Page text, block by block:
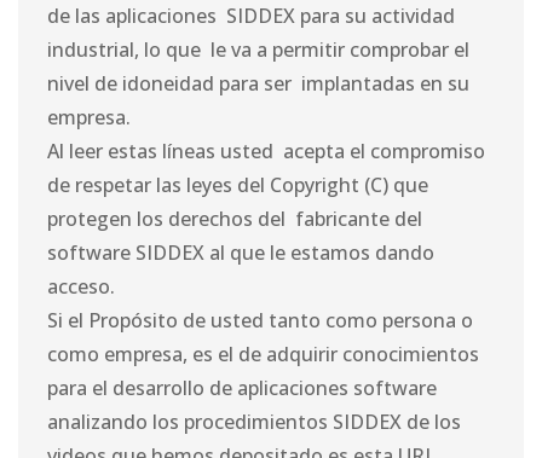
de las aplicaciones SIDDEX para su actividad
industrial, lo que le va a permitir comprobar el
nivel de idoneidad para ser implantadas en su
empresa.
Al leer estas líneas usted acepta el compromiso
de respetar las leyes del Copyright (C) que
protegen los derechos del fabricante del
software SIDDEX al que le estamos dando
acceso.
Si el Propósito de usted tanto como persona o
como empresa, es el de adquirir conocimientos
para el desarrollo de aplicaciones software
analizando los procedimientos SIDDEX de los